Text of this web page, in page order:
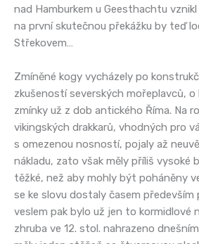
nad Hamburkem u Geesthachtu
na první skutečnou překážku by teď
Střekovem…
Zmíněné kogy vycházely po
zkušeností severských mořeplavců,
zmínky už z dob antického Říma. Na
vikingských drakkarů, vhodných pro
s omezenou nosností, pojaly až
nákladu, zato však měly příliš vysoké
těžké, než aby mohly být poháněny
se ke slovu dostaly časem především
veslem pak bylo už jen to kormidlové
zhruba ve 12. stol. nahrazeno